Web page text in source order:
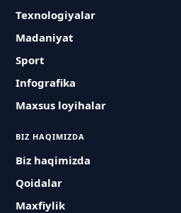
Texnologiyalar
Madaniyat
Sport
Infografika
Maxsus loyihalar
BIZ HAQIMIZDA
Biz haqimizda
Qoidalar
Maxfiylik